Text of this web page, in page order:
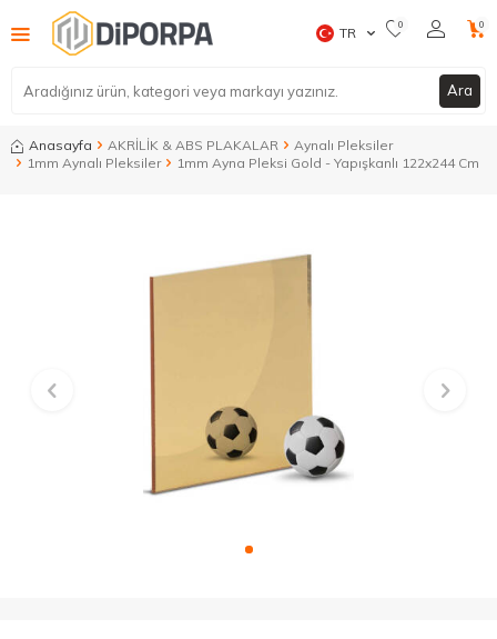
Ara
TR 0 0
Anasayfa AKRİLİK & ABS PLAKALAR
Aynalı Pleksiler
1mm Aynalı Pleksiler
1mm Ayna Pleksi Gold - Yapışkanlı 122x244 Cm